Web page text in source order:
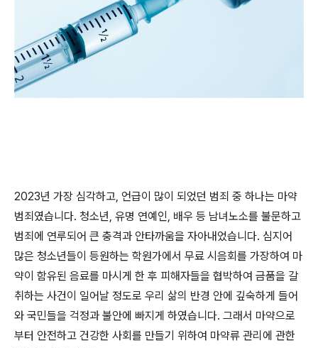
2023년 가장 심각하고, 언급이 많이 되었던 범죄 중 하나는 마약
범죄였습니다. 청소년, 유명 연예인, 배우 등 남녀노소를 불문하고
범죄에 연루되어 큰 충격과 안타까움을 자아내었습니다. 심지어
많은 청소년들이 등원하는 학원가에서 무료 시음회를 가장하여 마
약이 함유된 음료를 마시게 한 후 피해자들을 협박하여 금품을 갈
취하는 사건이 일어날 정도로 우리 삶의 반경 안에 깊숙하게 들어
와 국민들을 걱정과 불안에 빠지게 하였습니다. 그래서 마약으로
부터 안전하고 건강한 사회를 만들기 위하여 마약류 관리에 관한